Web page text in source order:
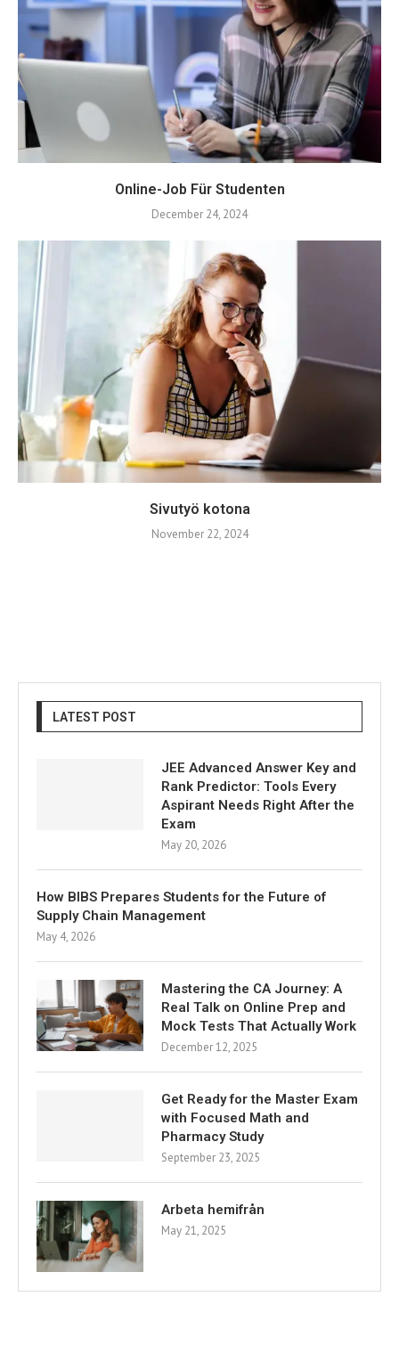
Online-Job Für Studenten
December 24, 2024
Sivutyö kotona
November 22, 2024
LATEST POST
JEE Advanced Answer Key and
Rank Predictor: Tools Every
Aspirant Needs Right After the
Exam
May 20, 2026
How BIBS Prepares Students for the Future of
Supply Chain Management
May 4, 2026
Mastering the CA Journey: A
Real Talk on Online Prep and
Mock Tests That Actually Work
December 12, 2025
Get Ready for the Master Exam
with Focused Math and
Pharmacy Study
September 23, 2025
Arbeta hemifrån
May 21, 2025